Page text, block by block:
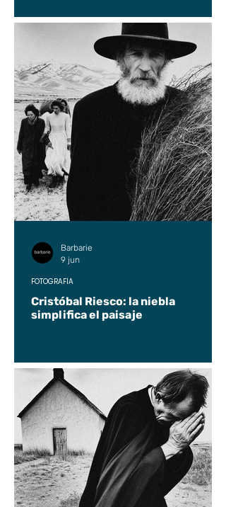
Cristóbal Riesco: la niebla
simplifica el paisaje
FOTOGRAFÍA
Barbarie
9 jun